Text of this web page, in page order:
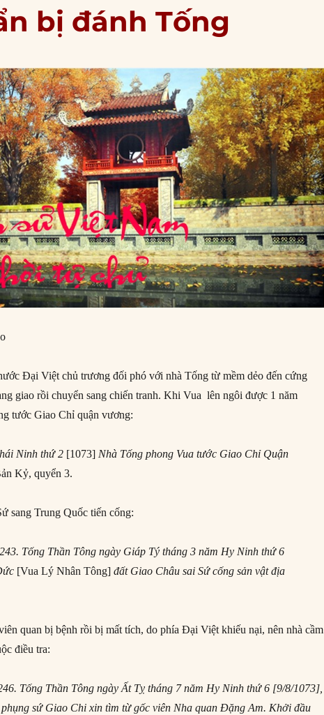
bị đánh Tống
Đại Việt chủ trương đối phó với nhà Tống từ mềm dẻo đến cứng
giao rồi chuyển sang chiến tranh. Khi Vua lên ngôi được 1 năm
tước Giao Chỉ quận vương:
Ninh thứ 2 [1073] Nhà Tống phong Vua tước Giao Chỉ Quận
Kỷ, quyển 3.
sang Trung Quốc tiến cống:
Tống Thần Tông ngày Giáp Tý tháng 3 năm Hy Ninh thứ 6
[Vua Lý Nhân Tông] đất Giao Châu sai Sứ cống sản vật địa
quan bị bệnh rồi bị mất tích, do phía Đại Việt khiếu nại, nên nhà cầm
điều tra:
Tống Thần Tông ngày Ất Tỵ tháng 7 năm Hy Ninh thứ 6 [9/8/1073],
sứ Giao Chi xin tìm từ gốc viên Nha quan Đặng Am. Khởi đầu